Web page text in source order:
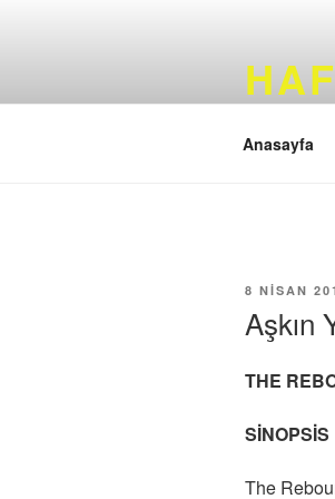
Anasayfa
YAYIM
8 NISAN
Aşkın
THE
SİNOPSİS
The